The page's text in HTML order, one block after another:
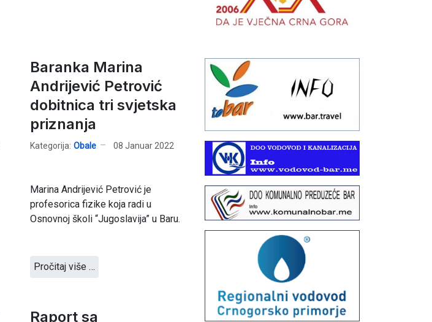
Baranka Marina
Andrijević Petrović
dobitnica tri svjetska
priznanja
Kategorija: Obale 08 Januar 2022
Marina Andrijević Petrović je
profesorica fizike koja radi u
Osnovnoj školi “Jugoslavija” u Baru.
Pročitaj više …
Raport sa